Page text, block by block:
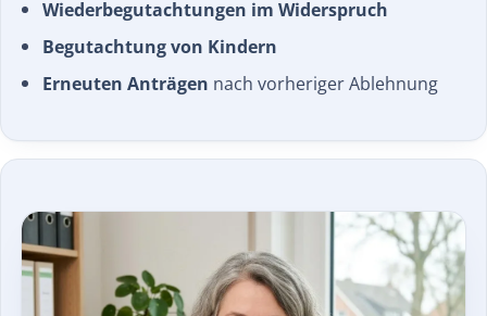
Wiederbegutachtungen im Widerspruch
Begutachtung von Kindern
Erneuten Anträgen nach vorheriger Ablehnung